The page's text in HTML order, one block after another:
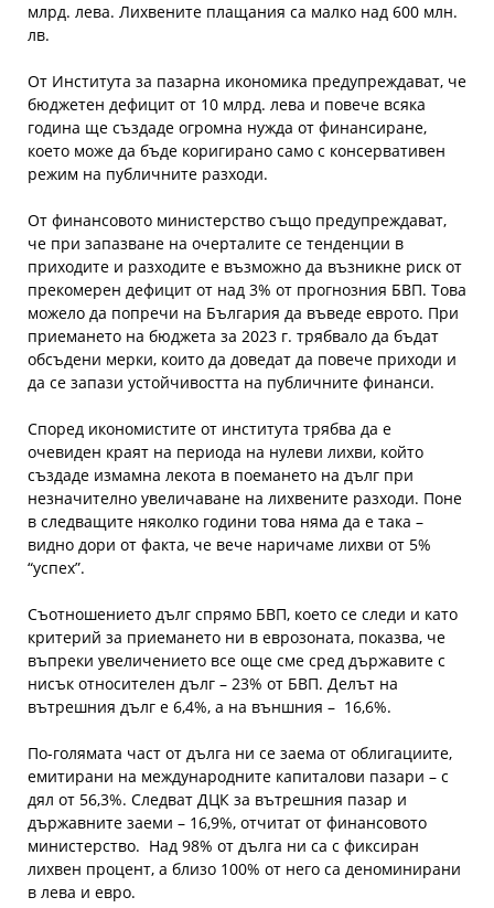
млрд. лева. Лихвените плащания са малко над 600 млн.
лв.
От Института за пазарна икономика предупреждават, че
бюджетен дефицит от 10 млрд. лева и повече всяка
година ще създаде огромна нужда от финансиране,
което може да бъде коригирано само с консервативен
режим на публичните разходи.
От финансовото министерство също предупреждават,
че при запазване на очерталите се тенденции в
приходите и разходите е възможно да възникне риск от
прекомерен дефицит от над 3% от прогнозния БВП. Това
можело да попречи на България да въведе еврото. При
приемането на бюджета за 2023 г. трябвало да бъдат
обсъдени мерки, които да доведат да повече приходи и
да се запази устойчивостта на публичните финанси.
Според икономистите от института трябва да е
очевиден краят на периода на нулеви лихви, който
създаде измамна лекота в поемането на дълг при
незначително увеличаване на лихвените разходи. Поне
в следващите няколко години това няма да е така –
видно дори от факта, че вече наричаме лихви от 5%
“успех”.
Съотношението дълг спрямо БВП, което се следи и като
критерий за приемането ни в еврозоната, показва, че
въпреки увеличението все още сме сред държавите с
нисък относителен дълг – 23% от БВП. Делът на
вътрешния дълг е 6,4%, а на външния – 16,6%.
По-голямата част от дълга ни се заема от облигациите,
емитирани на международните капиталови пазари – с
дял от 56,3%. Следват ДЦК за вътрешния пазар и
държавните заеми – 16,9%, отчитат от финансовото
министерство. Над 98% от дълга ни са с фиксиран
лихвен процент, а близо 100% от него са деноминирани
в лева и евро.